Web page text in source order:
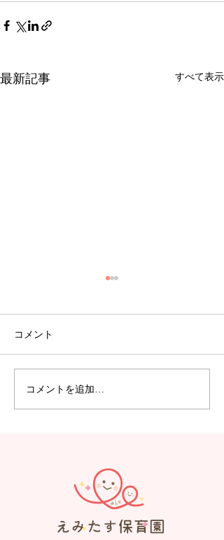
最新記事 すべて表示
【えみたす】Summer
Festival 🎋🌻
コメント
コメントを追加…